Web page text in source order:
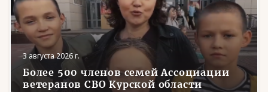
3 августа 2026 г.
Более 500 членов семей Ассоциации
ветеранов СВО Курской области